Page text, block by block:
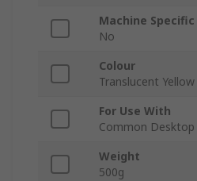
Machine Specific
No
Colour
Translucent Yellow
For Use With
Common
Weight
500g